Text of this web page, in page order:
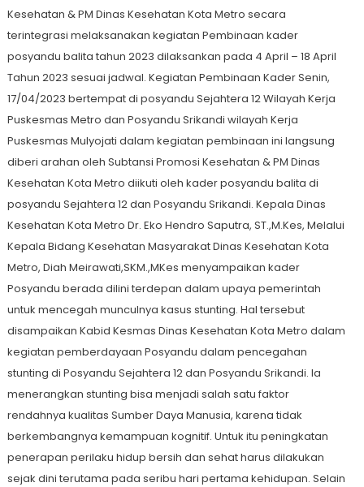
Kesehatan & PM Dinas Kesehatan Kota Metro secara
terintegrasi melaksanakan kegiatan Pembinaan kader
posyandu balita tahun 2023 dilaksankan pada 4 April – 18 April
Tahun 2023 sesuai jadwal. Kegiatan Pembinaan Kader Senin,
17/04/2023 bertempat di posyandu Sejahtera 12 Wilayah Kerja
Puskesmas Metro dan Posyandu Srikandi wilayah Kerja
Puskesmas Mulyojati dalam kegiatan pembinaan ini langsung
diberi arahan oleh Subtansi Promosi Kesehatan & PM Dinas
Kesehatan Kota Metro diikuti oleh kader posyandu balita di
posyandu Sejahtera 12 dan Posyandu Srikandi. Kepala Dinas
Kesehatan Kota Metro Dr. Eko Hendro Saputra, ST.,M.Kes, Melalui
Kepala Bidang Kesehatan Masyarakat Dinas Kesehatan Kota
Metro, Diah Meirawati,SKM.,MKes menyampaikan kader
Posyandu berada dilini terdepan dalam upaya pemerintah
untuk mencegah munculnya kasus stunting. Hal tersebut
disampaikan Kabid Kesmas Dinas Kesehatan Kota Metro dalam
kegiatan pemberdayaan Posyandu dalam pencegahan
stunting di Posyandu Sejahtera 12 dan Posyandu Srikandi. Ia
menerangkan stunting bisa menjadi salah satu faktor
rendahnya kualitas Sumber Daya Manusia, karena tidak
berkembangnya kemampuan kognitif. Untuk itu peningkatan
penerapan perilaku hidup bersih dan sehat harus dilakukan
sejak dini terutama pada seribu hari pertama kehidupan. Selain